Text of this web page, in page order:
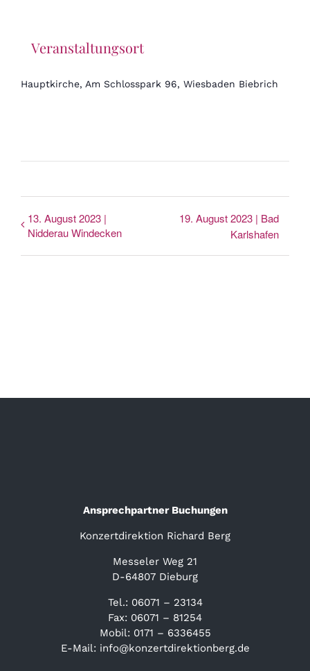
Veranstaltungsort
Hauptkirche, Am Schlosspark 96, Wiesbaden Biebrich
13. August 2023 |
Nidderau Windecken
19. August 2023 | Bad
Karlshafen
Ansprechpartner Buchungen
Konzertdirektion Richard Berg
Messeler Weg 21
D-64807 Dieburg
Tel.: 06071 – 23134
Fax: 06071 – 81254
Mobil: 0171 – 6336455
E-Mail: info@konzertdirektionberg.de